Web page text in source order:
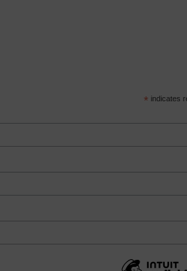
* indicates